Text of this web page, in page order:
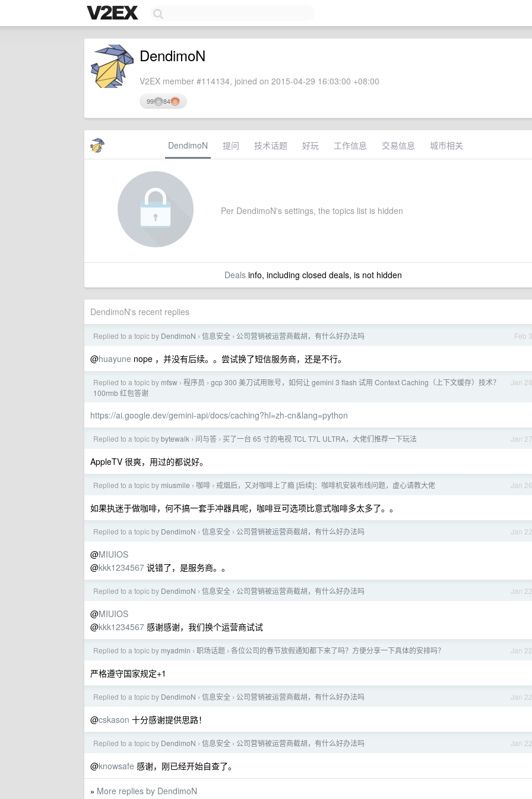
DendimoN
V2EX member #114134, joined on 2015-04-29 16:03:00 +08:00
99 84
DendimoN 提问 技术话题 好玩 工作信息 交易信息 城市相关
Per DendimoN's settings, the topics list is hidden
Dealsinfo, including closed deals, is not hidden
DendimoN's recent replies
Feb 3
Replied to a topic by DendimoN › 信息安全 › 公司营销被运营商截胡，有什么好办法吗
@huayune nope ，并没有后续。。尝试换了短信服务商，还是不行。
Jan 28
Replied to a topic by mfsw › 程序员 › gcp 300 美刀试用账号，如何让 gemini 3 flash 试用 Context Caching（上下文缓存）技术？
100rmb 红包答谢
https://ai.google.dev/gemini-api/docs/caching?hl=zh-cn&lang=python
Jan 27
Replied to a topic bybytewalk › 问与答 › 买了一台 65 寸的电视 TCL T7L ULTRA，大佬们推荐一下玩法
AppleTV 很爽，用过的都说好。
Jan 26
Replied to a topic by miusmile › 咖啡 › 戒烟后，又对咖啡上了瘾 [后续]：咖啡机安装布线问题，虚心请教大佬
如果执迷于做咖啡，何不搞一套手冲器具呢，咖啡豆可选项比意式咖啡多太多了。。
Jan 22
Replied to a topic by DendimoN › 信息安全 › 公司营销被运营商截胡，有什么好办法吗
@MIUIOS
@kkk1234567 说错了，是服务商。。
Jan 22
Replied to a topic by DendimoN › 信息安全 › 公司营销被运营商截胡，有什么好办法吗
@MIUIOS
@kkk1234567 感谢感谢，我们换个运营商试试
Jan 22
Replied to a topic by myadmin › 职场话题 › 各位公司的春节放假通知都下来了吗？方便分享一下具体的安排吗？
严格遵守国家规定+1
Jan 22
Replied to a topic by DendimoN › 信息安全 › 公司营销被运营商截胡，有什么好办法吗
@cskason 十分感谢提供思路！
Jan 22
Replied to a topic by DendimoN › 信息安全 › 公司营销被运营商截胡，有什么好办法吗
@knowsafe 感谢，刚已经开始自查了。
» More replies by DendimoN